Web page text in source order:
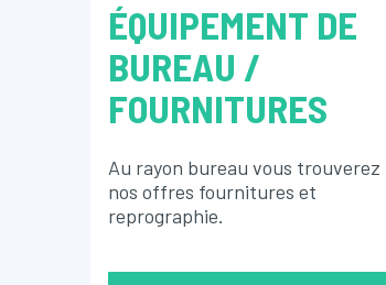
ÉQUIPEMENT DE
BUREAU /
FOURNITURES
Au rayon bureau vous trouverez
nos offres fournitures et
reprographie.